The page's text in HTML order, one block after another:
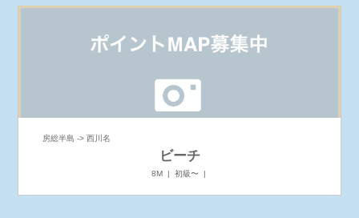
房総半島 -> 西川名
ビーチ
8M | 初級〜 |